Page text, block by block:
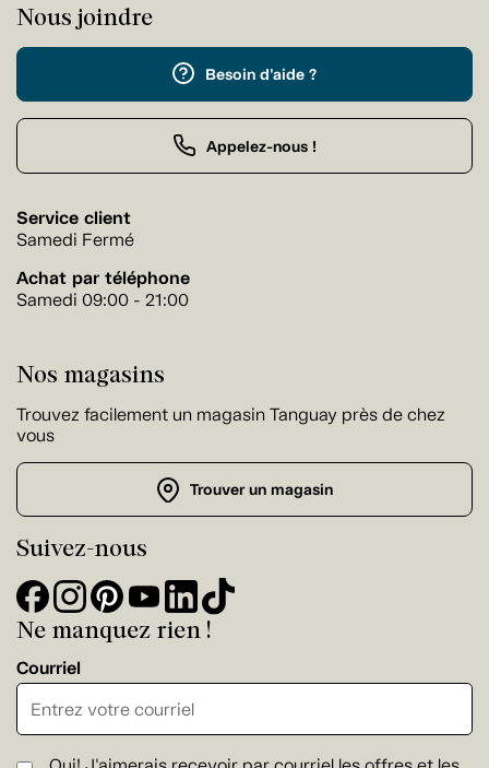
Nous joindre
Besoin d'aide ?
Appelez-nous !
Service client
Samedi Fermé
Achat par téléphone
Samedi 09:00 - 21:00
Nos magasins
Trouvez facilement un magasin Tanguay près de chez
vous
Trouver un magasin
Suivez-nous
Ne manquez rien !
Courriel